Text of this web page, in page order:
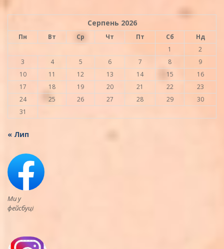
Серпень 2026
Пн Вт Ср Чт Пт Сб
Нд
1
2
3
4 5 6 7 8
9
10
11 12 13 14 15
16
17
18 19 20 21 22
23
24
25 26 27 28 29
30
31
« Лип
Ми у
фейсбуці